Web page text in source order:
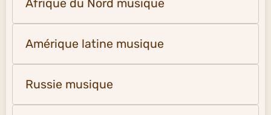
Afrique du Nord musique
Amérique latine musique
Russie musique